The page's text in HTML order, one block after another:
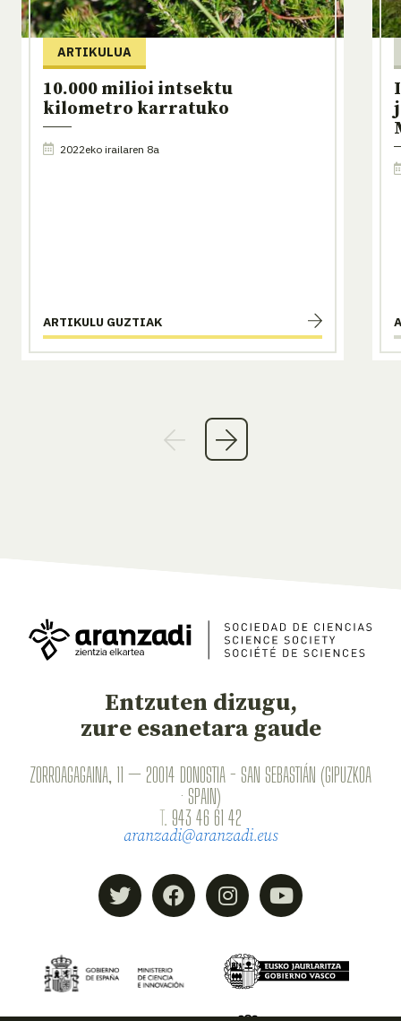
ARTIKULUA
10.000 milioi intsektu
kilometro karratuko
2022eko irailaren 8a
ARTIKULU GUZTIAK
Entzuten dizugu,
zure esanetara gaude
ZORROAGAGAINA, 11 — 20014 DONOSTIA - SAN SEBASTIÁN (GIPUZKOA
· SPAIN)
T. 943 46 61 42
aranzadi@aranzadi.eus